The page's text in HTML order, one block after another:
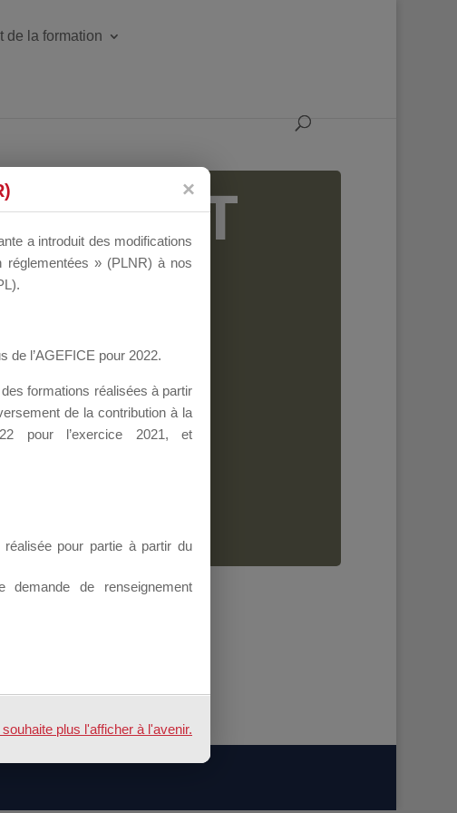
de la formation
du Dirigeant.
question.
a introduit des modifications
réglementées » (PLNR) à nos
de l’AGEFICE pour 2022.
formations réalisées à partir
de la contribution à la
pour l’exercice 2021, et
pour partie à partir du
de renseignement
plus l'afficher à l'avenir.